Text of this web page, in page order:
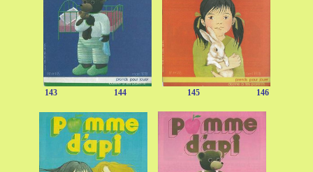
143 144 145 146